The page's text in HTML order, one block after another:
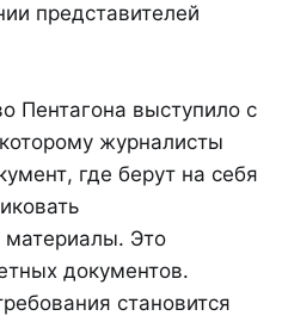
представителей
Пентагона выступило с
журналисты
где берут на себя
материалы. Это
документов.
становится